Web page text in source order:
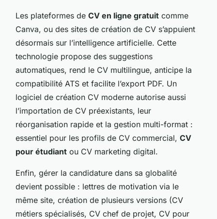
Les plateformes de CV en ligne gratuit comme
Canva, ou des sites de création de CV s’appuient
désormais sur l’intelligence artificielle. Cette
technologie propose des suggestions
automatiques, rend le CV multilingue, anticipe la
compatibilité ATS et facilite l’export PDF. Un
logiciel de création CV moderne autorise aussi
l’importation de CV préexistants, leur
réorganisation rapide et la gestion multi-format :
essentiel pour les profils de CV commercial, CV
pour étudiant ou CV marketing digital.
Enfin, gérer la candidature dans sa globalité
devient possible : lettres de motivation via le
même site, création de plusieurs versions (CV
métiers spécialisés, CV chef de projet, CV pour